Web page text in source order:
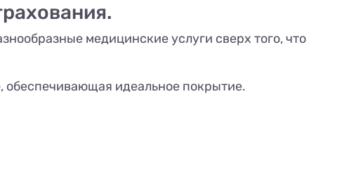
медицинские услуги сверх того, что
обеспечивающая идеальное покрытие.